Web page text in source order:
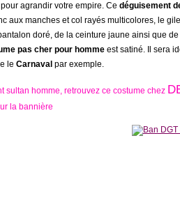
agrandir votre empire. Ce déguisement
aux manches et col rayés multicolores, le
doré, de la ceinture jaune ainsi que
pas cher pour homme est satiné. Il sera
le Carnaval par exemple.
sultan homme, retrouvez ce costume chez
la bannière